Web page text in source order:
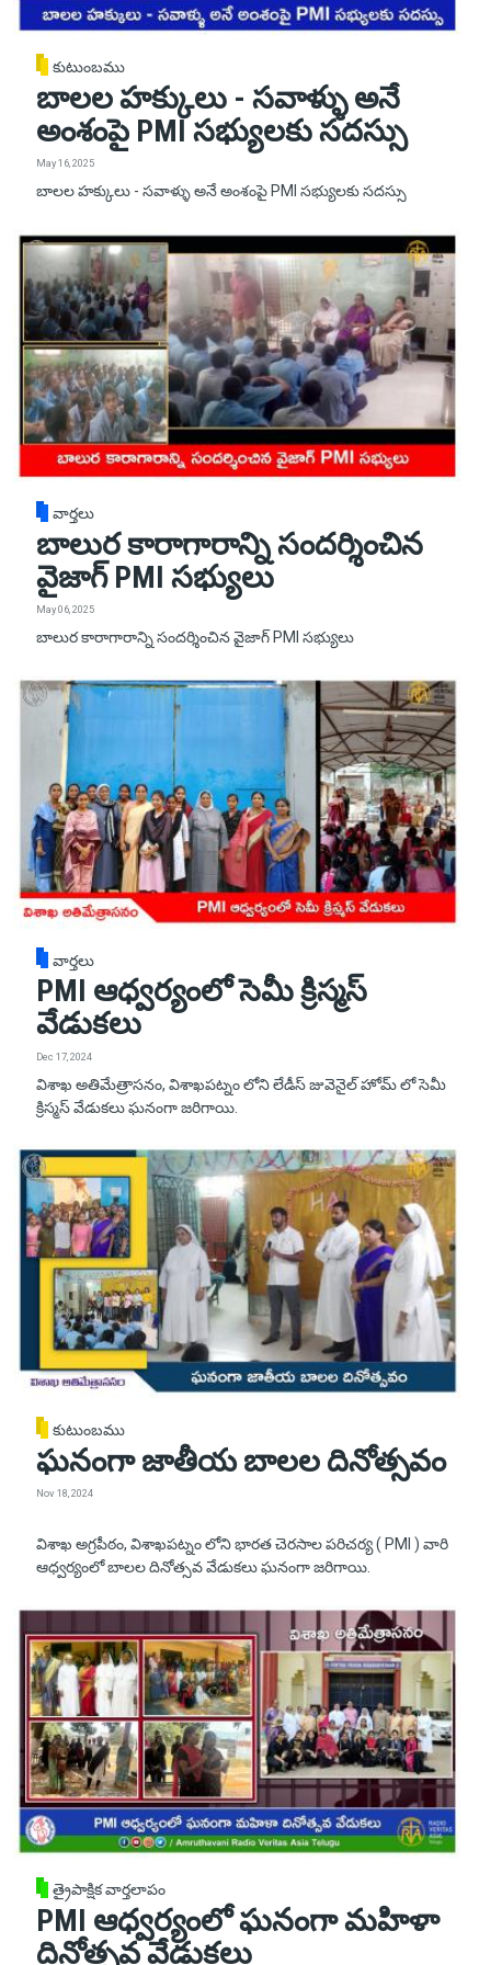
కుటుంబము
బాలల హక్కులు - సవాళ్ళు అనే
అంశంపై PMI సభ్యులకు సదస్సు
May 16, 2025
బాలల హక్కులు - సవాళ్ళు అనే అంశంపై PMI సభ్యులకు సదస్సు
వార్తలు
బాలుర కారాగారాన్ని సందర్శించిన
వైజాగ్ PMI సభ్యులు
May 06, 2025
బాలుర కారాగారాన్ని సందర్శించిన వైజాగ్ PMI సభ్యులు
వార్తలు
PMI ఆధ్వర్యంలో సెమీ క్రిస్మస్
వేడుకలు
Dec 17, 2024
విశాఖ అతిమేత్రాసనం, విశాఖపట్నం లోని లేడీస్ జువెనైల్ హోమ్ లో సెమీ
క్రిస్మస్ వేడుకలు ఘనంగా జరిగాయి.
కుటుంబము
ఘనంగా జాతీయ బాలల దినోత్సవం
Nov 18, 2024
విశాఖ అగ్రపీఠం, విశాఖపట్నం లోని భారత చెరసాల పరిచర్య ( PMI ) వారి
ఆధ్వర్యంలో బాలల దినోత్సవ వేడుకలు ఘనంగా జరిగాయి.
త్రైపాక్షిక వార్తలాపం
PMI ఆధ్వర్యంలో ఘనంగా మహిళా
దినోత్సవ వేడుకలు